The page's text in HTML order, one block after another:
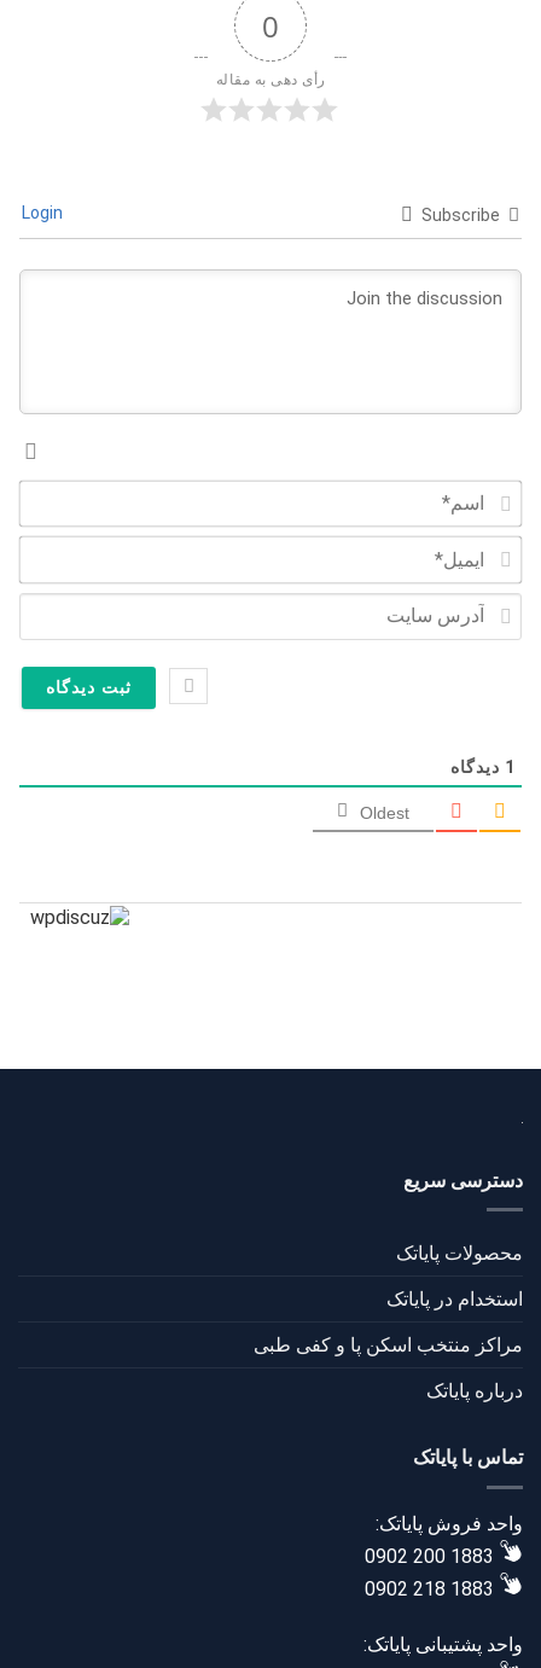
0
رأی دهی به مقاله
Subscribe
اسم*
ایمیل*
1 دیدگاه
Oldest
دسترسی سریع
محصولات پایاتک
استخدام در پایاتک
مراکز منتخب اسکن پا و کفی طبی
درباره پایاتک
تماس با پایاتک
واحد فروش پایاتک:
0902 200 1883
0902 218 1883
واحد پشتیبانی پایاتک: